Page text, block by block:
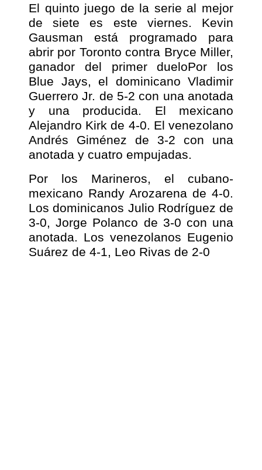
El quinto juego de la serie al mejor
de siete es este viernes. Kevin
Gausman está programado para
abrir por Toronto contra Bryce Miller,
ganador del primer dueloPor los
Blue Jays, el dominicano Vladimir
Guerrero Jr. de 5-2 con una anotada
y una producida. El mexicano
Alejandro Kirk de 4-0. El venezolano
Andrés Giménez de 3-2 con una
anotada y cuatro empujadas.
Por los Marineros, el cubano-
mexicano Randy Arozarena de 4-0.
Los dominicanos Julio Rodríguez de
3-0, Jorge Polanco de 3-0 con una
anotada. Los venezolanos Eugenio
Suárez de 4-1, Leo Rivas de 2-0